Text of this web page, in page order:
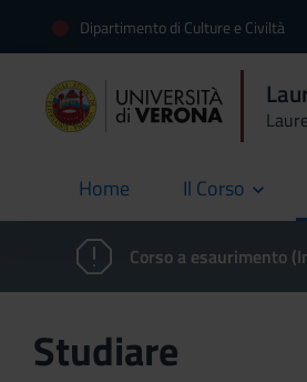
Dipartimento di Culture e Civiltà
Home
current Il Corso
Corso a esaurimento
Studiare